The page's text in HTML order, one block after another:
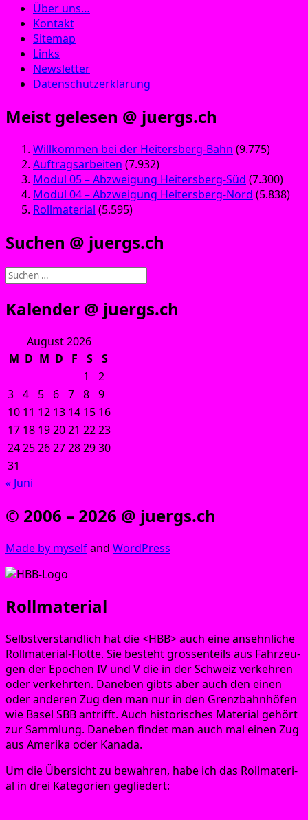
Über uns…
Kontakt
Sitemap
Links
Newsletter
Datenschutzerklärung
Meist gelesen @ juergs.ch
Willkommen bei der Heitersberg-Bahn (9.775)
Auftragsarbeiten (7.932)
Modul 05 – Abzweigung Heitersberg-Süd (7.300)
Modul 04 – Abzweigung Heitersberg-Nord (5.838)
Rollmaterial (5.595)
Suchen @ juergs.ch
Suchen
Kalender @ juergs.ch
August 2026
M D M D F S
S
1
2
3 4 5 6 7 8 9
10 11 12 13 14 15 16
17 18 192021 2223
24252627282930
31
« Juni
© 2006 – 2026 @ juergs.ch
Made by mys­elfand Word­Press
Rollmaterial
Selbst­ver­ständ­lich hat die <HBB> auch eine ansehn­li­che
Roll­ma­te­ri­al-Flot­te. Sie besteht grös­sen­teils aus Fahr­zeu­
gen der Epo­chen IV und V die in der Schweiz ver­keh­ren
oder ver­kehr­ten. Dane­ben gibts aber auch den einen
oder ande­ren Zug den man nur in den Grenz­bahn­hö­fen
wie Basel SBB antrifft. Auch his­to­ri­sches Mate­ri­al gehört
zur Samm­lung. Dane­ben fin­det man auch mal einen Zug
aus Ame­ri­ka oder Kanada.
Um die Über­sicht zu bewah­ren, habe ich das Roll­ma­te­ri­
al in drei Kate­go­rien gegliedert: